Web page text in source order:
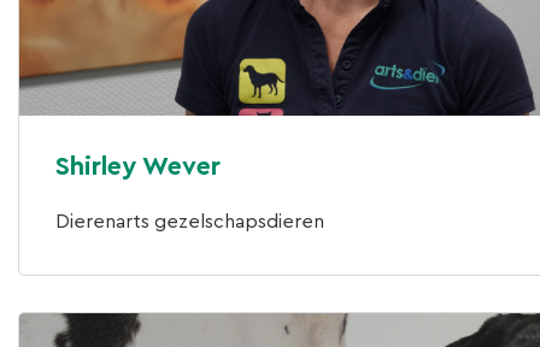
Shirley Wever
Dierenarts gezelschapsdieren